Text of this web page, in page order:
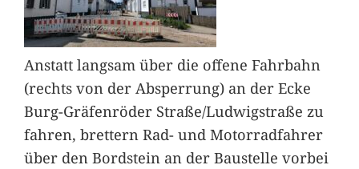
Anstatt langsam über die offene Fahrbahn
(rechts von der Absperrung) an der Ecke
Burg-Gräfenröder Straße/Ludwigstraße zu
fahren, brettern Rad- und Motorradfahrer
über den Bordstein an der Baustelle vorbei